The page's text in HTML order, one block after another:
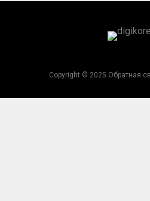
Copyright © 2025 Обратная